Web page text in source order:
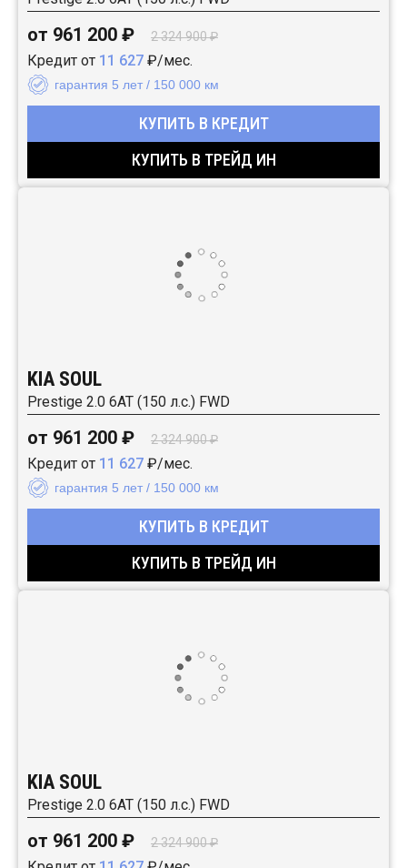
от 961 200 ₽ 2 324 900 ₽
Кредит от 11 627 ₽/мес.
гарантия 5 лет / 150 000 км
КУПИТЬ В КРЕДИТ
КУПИТЬ В ТРЕЙД ИН
KIA SOUL
Prestige 2.0 6АТ (150 л.с.) FWD
от 961 200 ₽ 2 324 900 ₽
Кредит от 11 627 ₽/мес.
гарантия 5 лет / 150 000 км
КУПИТЬ В КРЕДИТ
КУПИТЬ В ТРЕЙД ИН
KIA SOUL
Prestige 2.0 6АТ (150 л.с.) FWD
от 961 200 ₽ 2 324 900 ₽